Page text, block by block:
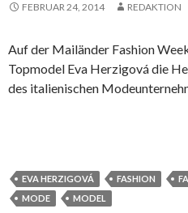
FEBRUAR 24, 2014 REDAKTION
Auf der Mailänder Fashion
Topmodel Eva Herzigová die
des italienischen
EVA HERZIGOVÁ FASHION
MODE
MODEL